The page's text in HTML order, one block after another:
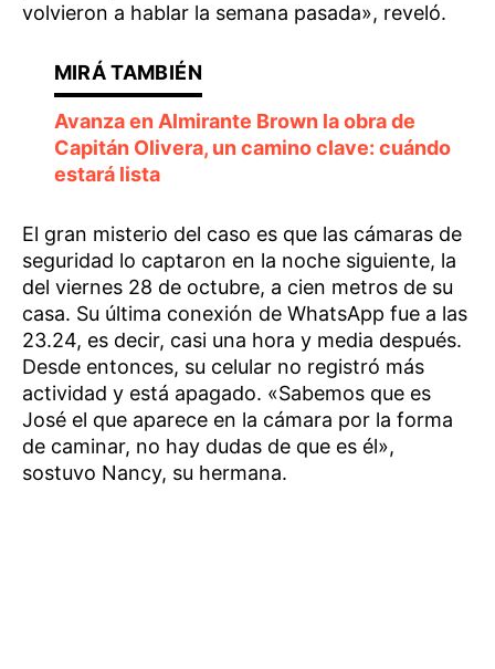
volvieron a hablar la semana pasada», reveló.
Avanza en Almirante Brown la obra de
Capitán Olivera, un camino clave: cuándo
estará lista
El gran misterio del caso es que las cámaras de
seguridad lo captaron en la noche siguiente, la
del viernes 28 de octubre, a cien metros de su
casa. Su última conexión de WhatsApp fue a las
23.24, es decir, casi una hora y media después.
Desde entonces, su celular no registró más
actividad y está apagado. «Sabemos que es
José el que aparece en la cámara por la forma
de caminar, no hay dudas de que es él»,
sostuvo Nancy, su hermana.